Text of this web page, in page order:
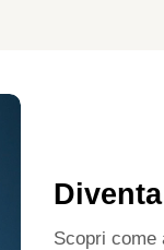
Scopri come